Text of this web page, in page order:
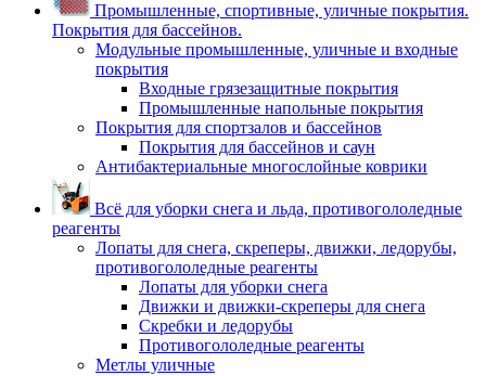
Промышленные, спортивные, уличные покрытия.
Покрытия для бассейнов.
Модульные промышленные, уличные и входные
покрытия
Входные грязезащитные покрытия
Промышленные напольные покрытия
Покрытия для спортзалов и бассейнов
Покрытия для бассейнов и саун
Антибактериальные многослойные коврики
Всё для уборки снега и льда, противогололедные
реагенты
Лопаты для снега, скреперы, движки, ледорубы,
противогололедные реагенты
Лопаты для уборки снега
Движки и движки-скреперы для снега
Скребки и ледорубы
Противогололедные реагенты
Метлы уличные